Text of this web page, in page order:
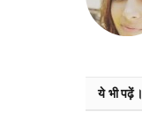
ये भी पढ़ें।